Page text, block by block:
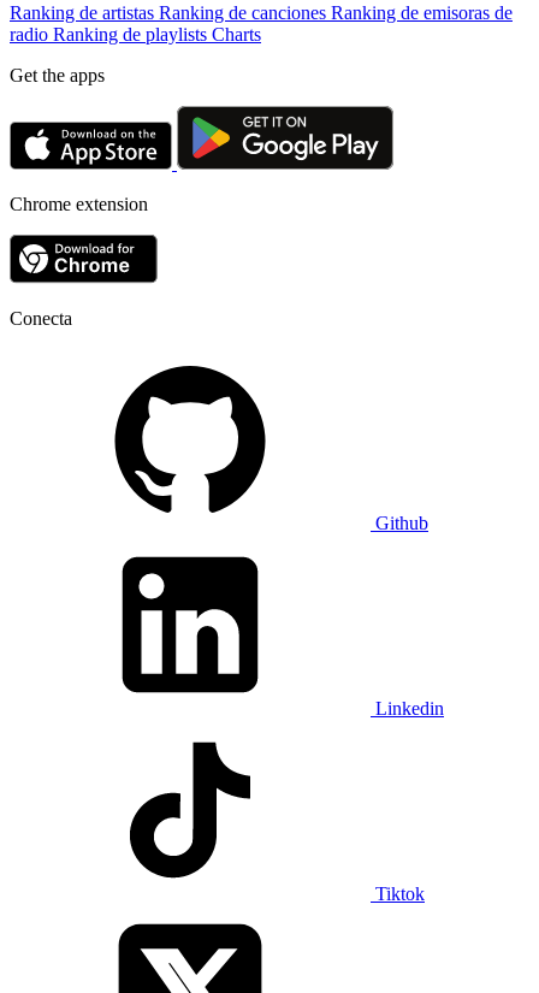
Ranking de artistas Ranking de canciones Ranking de emisoras de
radio Ranking de playlists Charts
Get the apps
Chrome extension
Conecta
Github
Linkedin
Tiktok